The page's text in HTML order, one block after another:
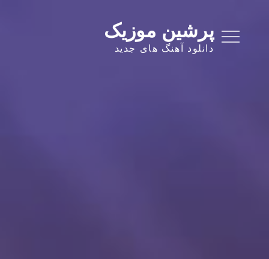
content
پرشین موزیک
دانلود آهنگ های جدید